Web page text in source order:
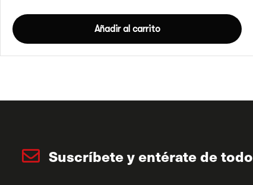
Añadir al carrito
Suscríbete y entérate de todo